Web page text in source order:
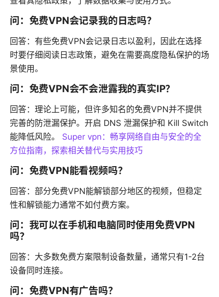
问：免费VPN会记录我的日志吗？
回答：有些免费VPN会记录日志以盈利，因此在选择
时要仔细阅读日志政策，避免在需要高度隐私保护的场
景使用。
问：免费VPN会不会泄露我的真实IP？
回答：理论上可能，但许多知名的免费VPN并不提供
完善的防泄漏保护。开启 DNS 泄漏保护和 Kill Switch
能降低风险。 Super vpn：畅享网络自由与安全的全
方位指南，探索相关替代与实用技巧
问：免费VPN能看视频吗？
回答：部分免费VPN能解锁部分地区的视频，但稳定
性和解锁能力通常不如付费方案。
问：我可以在手机和电脑同时使用免费VPN
吗？
回答：大多数免费方案限制设备数量，通常只有1-2台
设备同时连接。
问：免费VPN有广告吗？